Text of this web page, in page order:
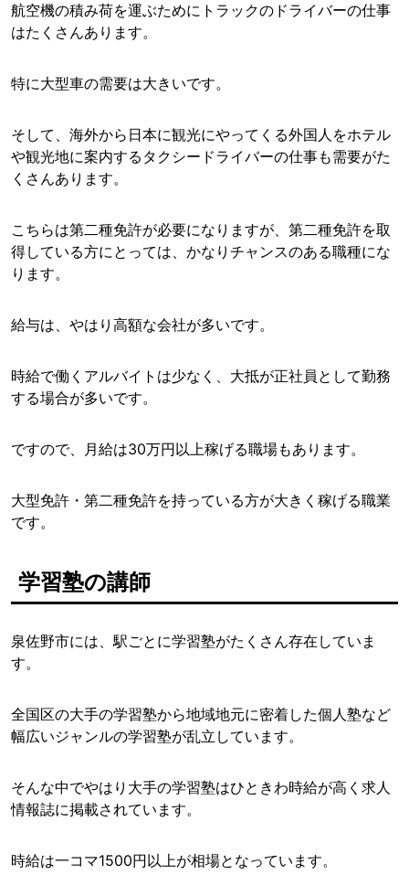
航空機の積み荷を運ぶためにトラックのドライバーの仕事
はたくさんあります。
特に大型車の需要は大きいです。
そして、海外から日本に観光にやってくる外国人をホテル
や観光地に案内するタクシードライバーの仕事も需要がた
くさんあります。
こちらは第二種免許が必要になりますが、第二種免許を取
得している方にとっては、かなりチャンスのある職種にな
ります。
給与は、やはり高額な会社が多いです。
時給で働くアルバイトは少なく、大抵が正社員として勤務
する場合が多いです。
ですので、月給は30万円以上稼げる職場もあります。
大型免許・第二種免許を持っている方が大きく稼げる職業
です。
学習塾の講師
泉佐野市には、駅ごとに学習塾がたくさん存在していま
す。
全国区の大手の学習塾から地域地元に密着した個人塾など
幅広いジャンルの学習塾が乱立しています。
そんな中でやはり大手の学習塾はひときわ時給が高く求人
情報誌に掲載されています。
時給は一コマ1500円以上が相場となっています。